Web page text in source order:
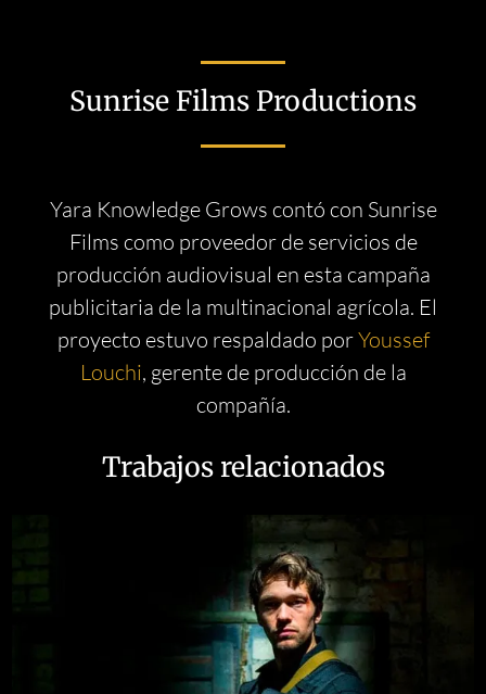
Sunrise Films Productions
Yara Knowledge Grows contó con Sunrise
Films como proveedor de servicios de
producción audiovisual en esta campaña
publicitaria de la multinacional agrícola. El
proyecto estuvo respaldado porYoussef
Louchi, gerente de producción de la
compañía.
Trabajos relacionados